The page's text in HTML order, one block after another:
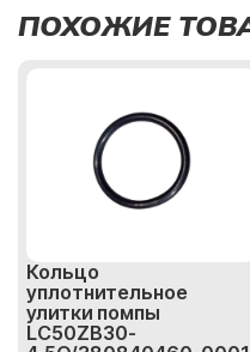
ПОХОЖИЕ
Кольцо
уплотнительное
улитки помпы
LC50ZB30-